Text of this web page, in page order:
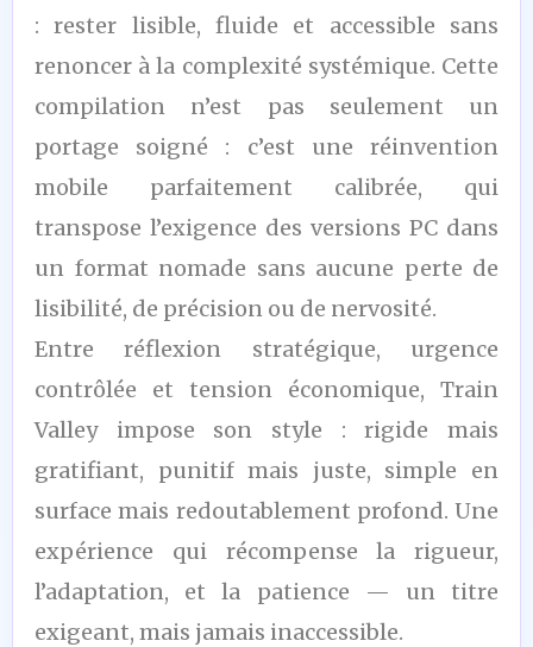
: rester lisible, fluide et accessible sans
renoncer à la complexité systémique. Cette
compilation n’est pas seulement un
portage soigné : c’est une réinvention
mobile parfaitement calibrée, qui
transpose l’exigence des versions PC dans
un format nomade sans aucune perte de
lisibilité, de précision ou de nervosité.
Entre réflexion stratégique, urgence
contrôlée et tension économique, Train
Valley impose son style : rigide mais
gratifiant, punitif mais juste, simple en
surface mais redoutablement profond. Une
expérience qui récompense la rigueur,
l’adaptation, et la patience — un titre
exigeant, mais jamais inaccessible.